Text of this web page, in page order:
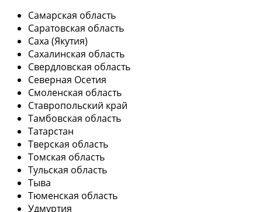
Самарская область
Саратовская область
Саха (Якутия)
Сахалинская область
Свердловская область
Северная Осетия
Смоленская область
Ставропольский край
Тамбовская область
Татарстан
Тверская область
Томская область
Тульская область
Тыва
Тюменская область
Удмуртия